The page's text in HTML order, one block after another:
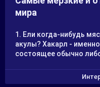
уборку мусора из реки,
спасение водоема
мира
1. Ели когда-нибудь
акулы? Хакарл -
состоящее обычно
Выглядит закуска
на нарезанный